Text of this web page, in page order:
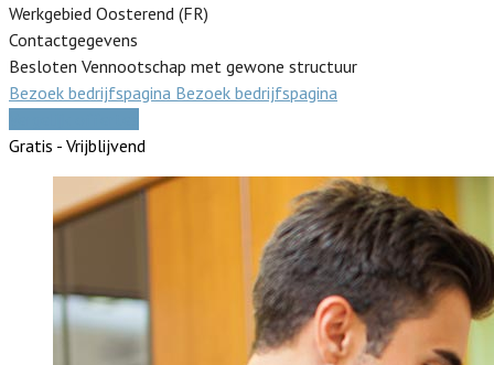
Werkgebied Oosterend (FR)
Contactgegevens
Besloten Vennootschap met gewone structuur
Bezoek bedrijfspagina Bezoek bedrijfspagina
Gratis - Vrijblijvend